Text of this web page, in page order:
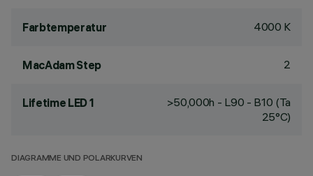
Farbtemperatur 4000 K
MacAdam Step 2
Lifetime LED 1
>50,000h - L90 - B10 (Ta
25°C)
DIAGRAMME UND POLARKURVEN